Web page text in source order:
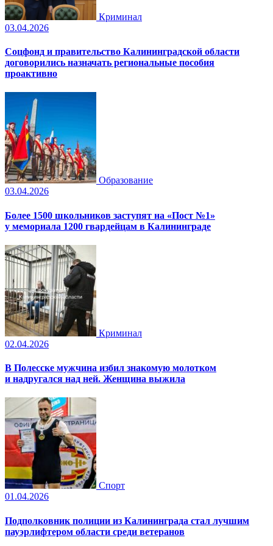
Криминал
03.04.2026
Соцфонд и правительство Калининградской области
договорились назначать региональные пособия
проактивно
Образование
03.04.2026
Более 1500 школьников заступят на «Пост №1»
у мемориала 1200 гвардейцам в Калининграде
Криминал
02.04.2026
В Полесске мужчина избил знакомую молотком
и надругался над ней. Женщина выжила
Спорт
01.04.2026
Подполковник полиции из Калининграда стал лучшим
пауэрлифтером области среди ветеранов